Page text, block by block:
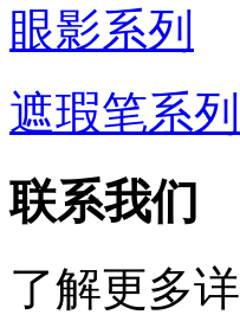
眼影系列
遮瑕笔系列
联系我们
了解更多